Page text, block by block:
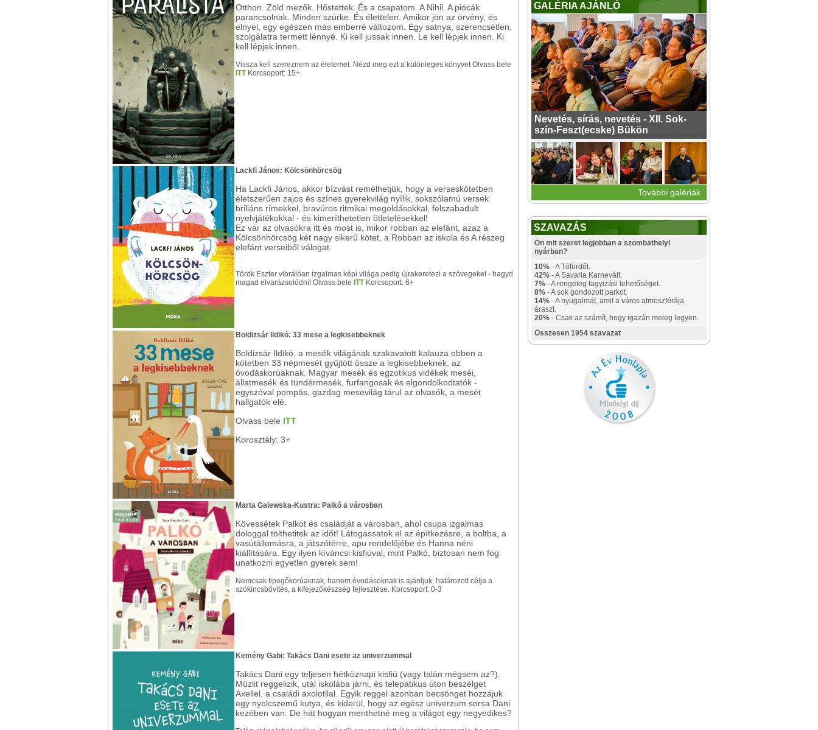
Otthon. Zöld mezők. Hőstettek. És a csapatom. A Nihil. A piócák
parancsolnak. Minden szürke. És élettelen. Amikor jön az örvény, és
elnyel, egy egészen más emberré változom. Egy satnya, szerencsétlen,
szolgálatra termett lénnyé. Ki kell jussak innen. Le kell lépjek innen. Ki
kell lépjek innen.
Vissza kell szereznem az életemet. Nézd meg ezt a különleges könyvet Olvass bele
ITTKorcsoport: 15+
Lackfi János: Kölcsönhörcsög
Ha Lackfi János, akkor bízvást remélhetjük, hogy a verseskötetben
életszerűen zajos és színes gyerekvilág nyílik, sokszólamú versek
briliáns rímekkel, bravúros ritmikai megoldásokkal, felszabadult
nyelvjátékokkal - és kimeríthetetlen ötletelésekkel!
Ez vár az olvasókra itt és most is, mikor robban az elefánt, azaz a
Kölcsönhörcsög két nagy sikerű kötet, a Robban az iskola és A részeg
elefánt verseiből válogat.
Török Eszter vibrálóan izgalmas képi világa pedig újrakeretezi a szövegeket - hagyd
magad elvarázsolódni! Olvass bele ITTKorcsoport: 6+
Boldizsár Ildikó: 33 mese a legkisebbeknek
Boldizsár Ildikó, a mesék világának szakavatott kalauza ebben a
kötetben 33 népmesét gyűjtött össze a legkisebbeknek, az
óvodáskorúaknak. Magyar mesék és egzotikus vidékek meséi,
állatmesék és tündérmesék, furfangosak és elgondolkodtatók -
egyszóval pompás, gazdag mesevilág tárul az olvasók, a mesét
hallgatók elé.
Olvass bele ITT
Korosztály: 3+
Marta Galewska-Kustra: Palkó a városban
Kövessétek Palkót és családját a városban, ahol csupa izgalmas
dologgal tölthetitek az időt! Látogassatok el az építkezésre, a boltba, a
vasútállomásra, a játszótérre, apu rendelőjébe és Hanna néni
kiállítására. Egy ilyen kíváncsi kisfiúval, mint Palkó, biztosan nem fog
unatkozni egyetlen gyerek sem!
Nemcsak tipegőkorúaknak, hanem óvodásoknak is ajánljuk, határozott célja a
szókincsbővítés, a kifejezőkészség fejlesztése. Korcsoport: 0-3
Kemény Gabi: Takács Dani esete az univerzummal
Takács Dani egy teljesen hétköznapi kisfiú (vagy talán mégsem az?).
Müzlit reggelizik, utál iskolába járni, és telepatikus úton beszélget
Axellel, a családi axolotllal. Egyik reggel azonban becsönget hozzájuk
egy nyolcszemű kutya, és kiderül, hogy az egész univerzum sorsa Dani
kezében van. De hát hogyan menthetné meg a világot egy negyedikes?
GALÉRIA AJÁNLÓ
Nevetés, sírás, nevetés - XII. Sok-
szín-Feszt(ecske) Bükön
További galériák
SZAVAZÁS
Ön mit szeret legjobban a szombathelyi
nyárban?
10% - A Tófürdőt.
42% - A Savaria Karnevált.
7% - A rengeteg fagyizási lehetőséget.
8% - A sok gondozott parkot.
14% - A nyugalmat, amit a város atmoszférája
áraszt.
20% - Csak az számít, hogy igazán meleg legyen.
Összesen 1954 szavazat